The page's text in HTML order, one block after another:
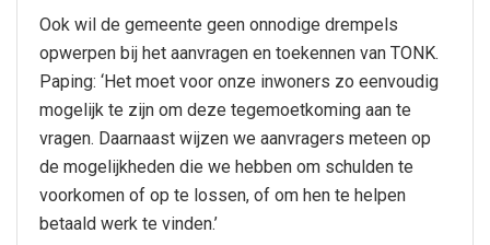
Ook wil de gemeente geen onnodige drempels
opwerpen bij het aanvragen en toekennen van TONK.
Paping: ‘Het moet voor onze inwoners zo eenvoudig
mogelijk te zijn om deze tegemoetkoming aan te
vragen. Daarnaast wijzen we aanvragers meteen op
de mogelijkheden die we hebben om schulden te
voorkomen of op te lossen, of om hen te helpen
betaald werk te vinden.’